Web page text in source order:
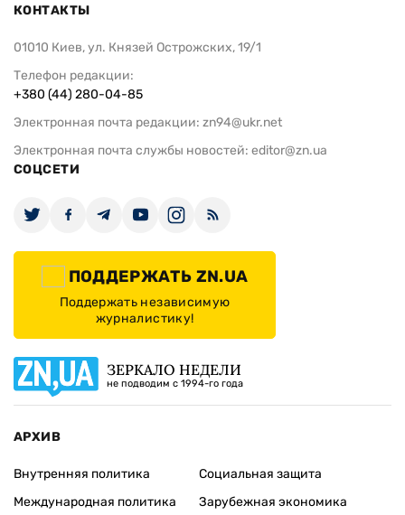
КОНТАКТЫ
01010 Киев, ул. Князей Острожских, 19/1
Телефон редакции:
+380 (44) 280-04-85
Электронная почта редакции: zn94@ukr.net
Электронная почта службы новостей: editor@zn.ua
СОЦСЕТИ
ПОДДЕРЖАТЬ ZN.UA
Поддержать независимую
журналистику!
ЗЕРКАЛО НЕДЕЛИ
не подводим с 1994-го года
АРХИВ
Внутренняя политика
Международная политика
Социальная защита
Зарубежная экономика